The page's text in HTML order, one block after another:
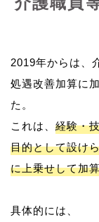
2019年からは、
処遇改善加算に
た。
これは、 経験・
目的として設け
に上乗せして加
具体的には、